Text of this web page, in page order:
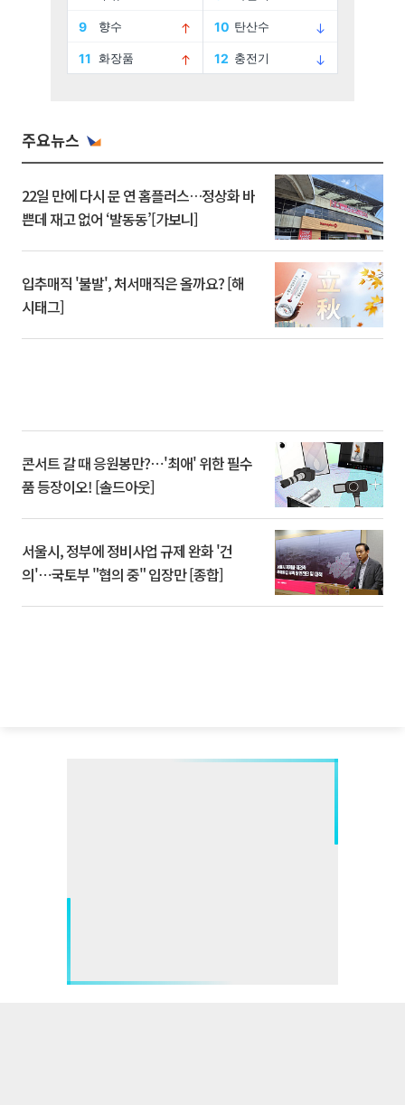
주요뉴스
22일 만에 다시 문 연 홈플러스…정상화 바
쁜데 재고 없어 ‘발동동’[가보니]
입추매직 '불발', 처서매직은 올까요? [해
시태그]
콘서트 갈 때 응원봉만?⋯'최애' 위한 필수
품 등장이오! [솔드아웃]
서울시, 정부에 정비사업 규제 완화 '건
의'⋯국토부 "협의 중" 입장만 [종합]